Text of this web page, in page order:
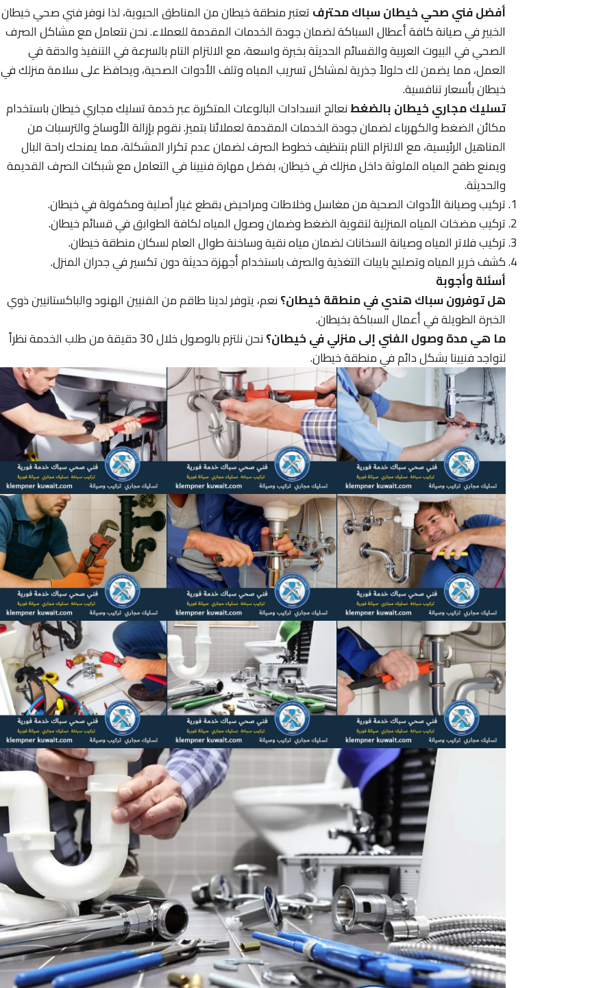
أفضل فني صحي خيطان سباك محترفتعتبر منطقة خيطان من المناطق الحيوية، لذا نوفر فني صحي خيطان
الخبير في صيانة كافة أعطال السباكة لضمان جودة الخدمات المقدمة للعملاء. نحن نتعامل مع مشاكل الصرف
الصحي في البيوت العربية والقسائم الحديثة بخبرة واسعة، مع الالتزام التام بالسرعة في التنفيذ والدقة في
العمل، مما يضمن لك حلولاً جذرية لمشاكل تسريب المياه وتلف الأدوات الصحية، ويحافظ على سلامة منزلك في
خيطان بأسعار تنافسية.
تسليك مجاري خيطان بالضغطنعالج انسدادات البالوعات المتكررة عبر خدمة تسليك مجاري خيطان باستخدام
مكائن الضغط والكهرباء لضمان جودة الخدمات المقدمة لعملائنا بتميز. نقوم بإزالة الأوساخ والترسبات من
المناهيل الرئيسية، مع الالتزام التام بتنظيف خطوط الصرف لضمان عدم تكرار المشكلة، مما يمنحك راحة البال
ويمنع طفح المياه الملوثة داخل منزلك في خيطان، بفضل مهارة فنيينا في التعامل مع شبكات الصرف القديمة
والحديثة.
تركيب وصيانة الأدوات الصحية من مغاسل وخلاطات ومراحيض بقطع غيار أصلية ومكفولة في خيطان.
تركيب مضخات المياه المنزلية لتقوية الضغط وضمان وصول المياه لكافة الطوابق في قسائم خيطان.
تركيب فلاتر المياه وصيانة السخانات لضمان مياه نقية وساخنة طوال العام لسكان منطقة خيطان.
كشف خرير المياه وتصليح بايبات التغذية والصرف باستخدام أجهزة حديثة دون تكسير في جدران المنزل.
أسئلة وأجوبة
هل توفرون سباك هندي في منطقة خيطان؟نعم، يتوفر لدينا طاقم من الفنيين الهنود والباكستانيين ذوي
الخبرة الطويلة في أعمال السباكة بخيطان.
ما هي مدة وصول الفني إلى منزلي في خيطان؟
نحن نلتزم بالوصول خلال 30 دقيقة من طلب الخدمة نظراً
لتواجد فنيينا بشكل دائم في منطقة خيطان.